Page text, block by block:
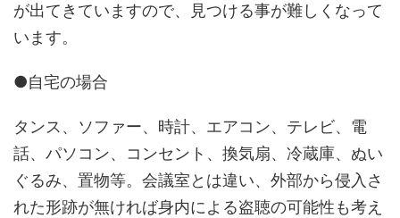
が出てきていますので、見つける事が難しくなって
います。
●自宅の場合
タンス、ソファー、時計、エアコン、テレビ、電
話、パソコン、コンセント、換気扇、冷蔵庫、ぬい
ぐるみ、置物等。会議室とは違い、外部から侵入さ
れた形跡が無ければ身内による盗聴の可能性も考え